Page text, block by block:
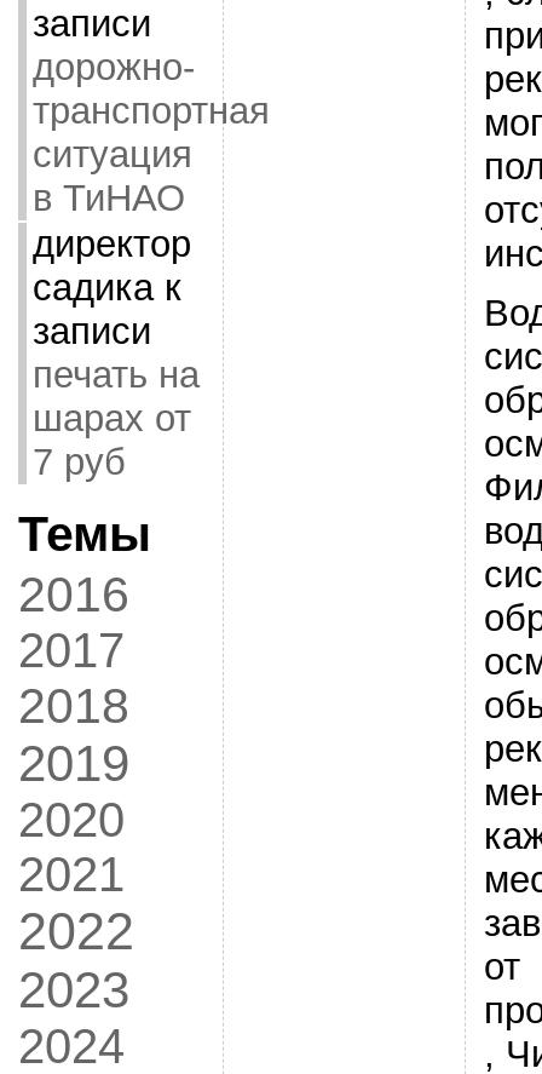
записи
дорожно-
транспортная
ситуация
в ТиНАО
директор
садикак
записи
печать на
шарах от
7 руб
Темы
2016
2017
2018
2019
2020
2021
2022
2023
2024
от
,